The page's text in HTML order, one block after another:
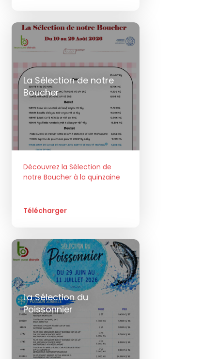
La Sélection de notre
Boucher
Découvrez la Sélection de
notre Boucher à la quinzaine
Télécharger
La Sélection du
Poissonnier